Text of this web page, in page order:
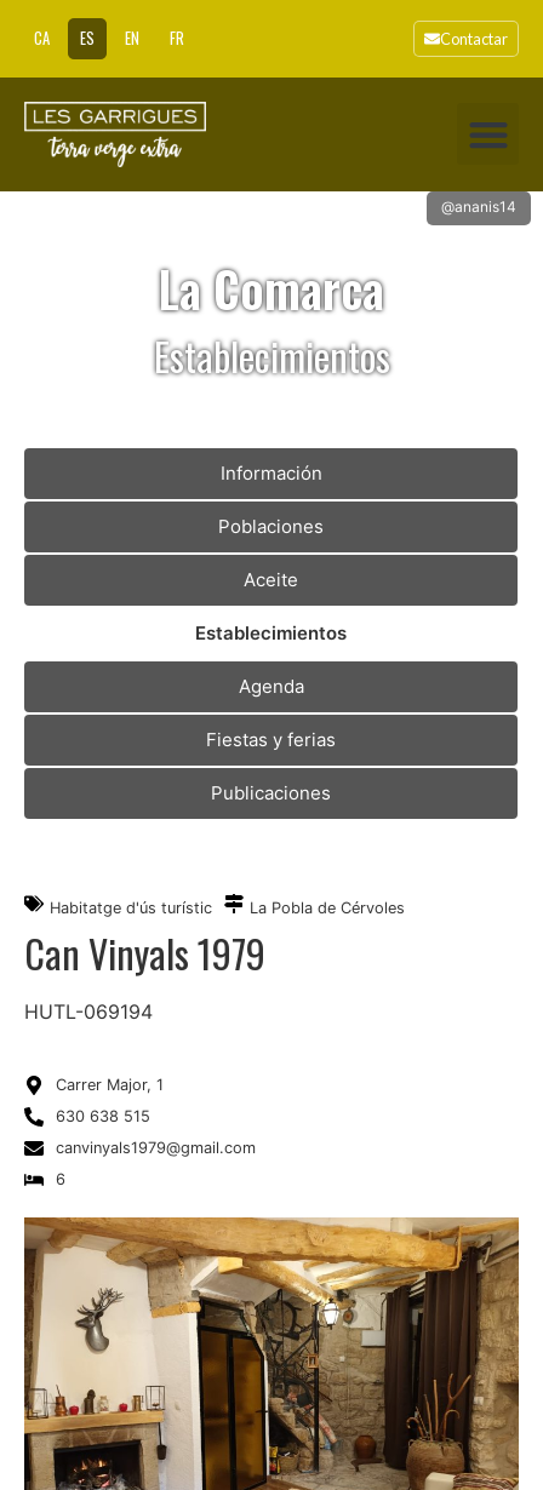
CA ES EN FR Contactar
@ananis14
La Comarca
Establecimientos
Información
Poblaciones
Aceite
Establecimientos
Agenda
Fiestas y ferias
Publicaciones
Habitatge d'ús turístic La Pobla de Cérvoles
Can Vinyals 1979
HUTL-069194
Carrer Major, 1
630 638 515
canvinyals1979@gmail.com
6